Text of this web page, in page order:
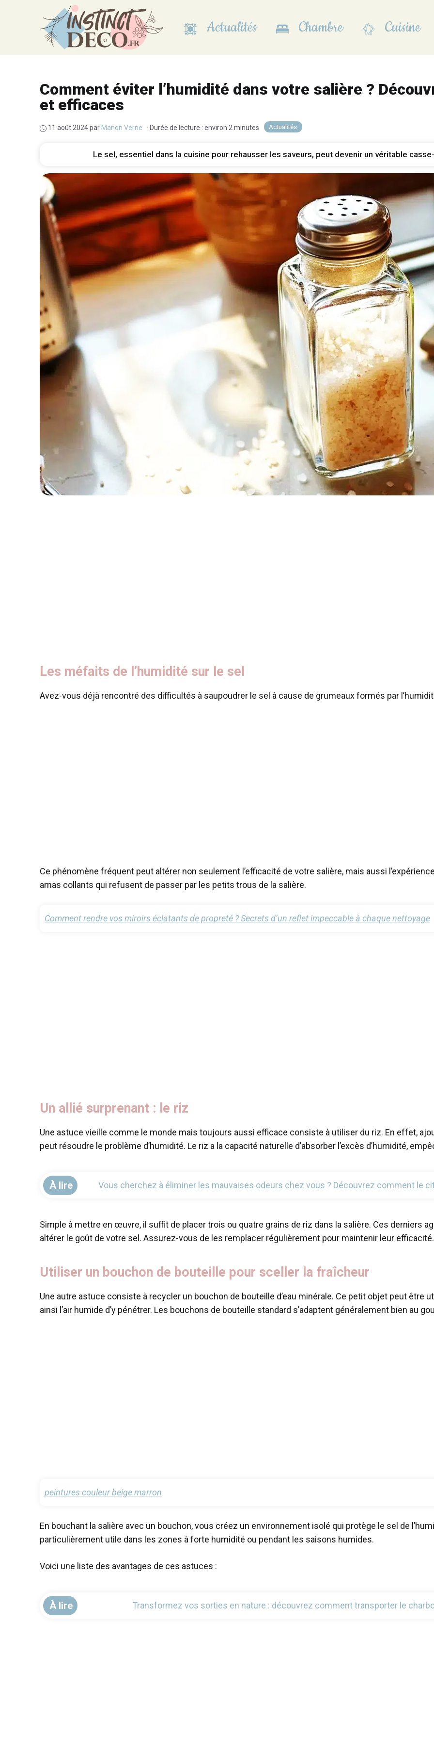
Actualités Chambre Cuisine
Actualités
Comment éviter l’humidité dans votre salière ?
et efficaces
11 août 2024par Manon Verne · Durée de lecture : environ 2 minutes
Le sel, essentiel dans la cuisine pour rehausser les saveurs, peut devenir un véritable
Les méfaits de l’humidité sur le sel
Avez-vous déjà rencontré des difficultés à saupoudrer le sel à cause de grumeaux formés par
Ce phénomène fréquent peut altérer non seulement l’efficacité de votre salière, mais aussi
amas collants qui refusent de passer par les petits trous de la salière.
Comment rendre vos miroirs éclatants de propreté ? Secrets d’un reflet impeccable à chaque nettoyage
Un allié surprenant : le riz
Une astuce vieille comme le monde mais toujours aussi efficace consiste à utiliser du riz. En effet,
peut résoudre le problème d’humidité. Le riz a la capacité naturelle d’absorber l’excès d’humidité,
À lire Vous cherchez à éliminer les mauvaises odeurs chez vous ? Découvrez comment le
Simple à mettre en œuvre, il suffit de placer trois ou quatre grains de riz dans la salière. Ces derniers
altérer le goût de votre sel. Assurez-vous de les remplacer régulièrement pour maintenir leur efficacité.
Utiliser un bouchon de bouteille pour sceller la fraîcheur
Une autre astuce consiste à recycler un bouchon de bouteille d’eau minérale. Ce petit objet peut être
ainsi l’air humide d’y pénétrer. Les bouchons de bouteille standard s’adaptent généralement bien au
peintures couleur beige marron
En bouchant la salière avec un bouchon, vous créez un environnement isolé qui protège le sel de
particulièrement utile dans les zones à forte humidité ou pendant les saisons humides.
Voici une liste des avantages de ces astuces :
À lire Transformez vos sorties en nature : découvrez comment transporter le